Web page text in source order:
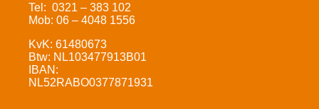
Tel: 0321 – 383 102
Mob: 06 – 4048 1556
KvK: 61480673
Btw: NL103477913B01
IBAN:
NL52RABO0377871931